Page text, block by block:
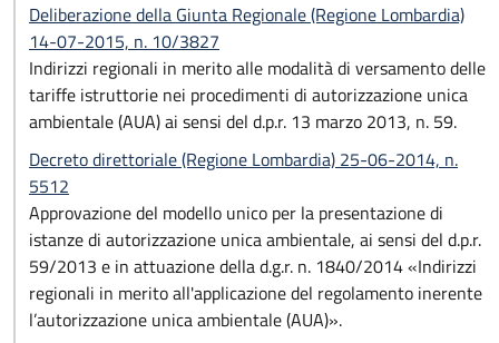
Deliberazione della Giunta Regionale (Regione Lombardia)
14-07-2015, n. 10/3827
Indirizzi regionali in merito alle modalità di versamento delle
tariffe istruttorie nei procedimenti di autorizzazione unica
ambientale (AUA) ai sensi del d.p.r. 13 marzo 2013, n. 59.
Decreto direttoriale (Regione Lombardia) 25-06-2014, n.
5512
Approvazione del modello unico per la presentazione di
istanze di autorizzazione unica ambientale, ai sensi del d.p.r.
59/2013 e in attuazione della d.g.r. n. 1840/2014 «Indirizzi
regionali in merito all'applicazione del regolamento inerente
l’autorizzazione unica ambientale (AUA)».